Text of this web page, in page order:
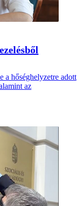
a hőséghelyzetre adott
az